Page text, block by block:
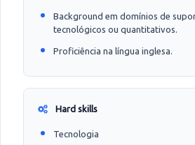
Background em domínios de
tecnológicos ou quantitativos.
Proficiência na língua inglesa.
Hard skills
Tecnologia